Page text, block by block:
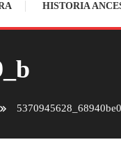
HISTORIA